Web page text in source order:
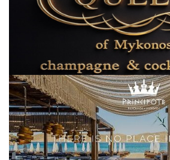
Elections 2023
Γλώσσα
Ελληνικά English